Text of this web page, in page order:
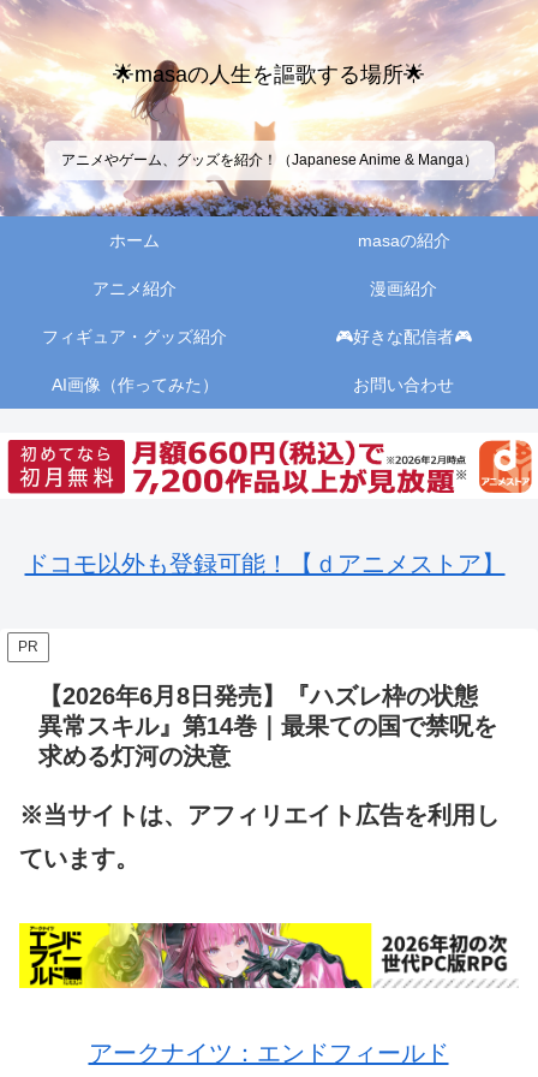
🌟masaの人生を謳歌する場所🌟
アニメやゲーム、グッズを紹介！（Japanese Anime & Manga）
ホーム masaの紹介
アニメ紹介 漫画紹介
フィギュア・グッズ紹介 🎮好きな配信者🎮
AI画像（作ってみた） お問い合わせ
ドコモ以外も登録可能！【ｄアニメストア】
PR
【2026年6月8日発売】『ハズレ枠の状態
異常スキル』第14巻｜最果ての国で禁呪を
求める灯河の決意
※当サイトは、アフィリエイト広告を利用し
ています。
アークナイツ：エンドフィールド